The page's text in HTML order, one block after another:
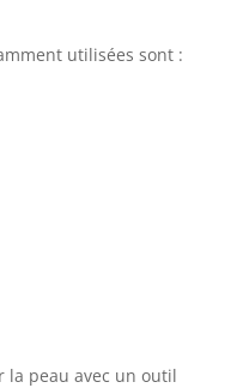
utilisées sont :
la peau avec un outil